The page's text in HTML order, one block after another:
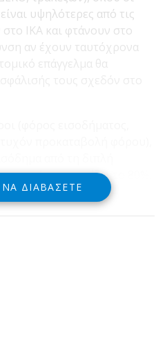
υψηλότερες από τις
ΙΚΑ και φτάνουν στο
αν έχουν ταυτόχρονα
επάγγελμα θα
φόρους αγγίζει το 80%.
ΝΑ ΔΙΑΒΆΣΕΤΕ